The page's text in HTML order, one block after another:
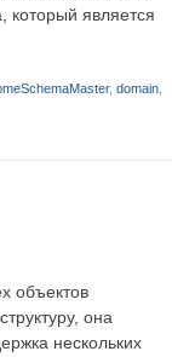
который является
, domain
объектов
она
нескольких